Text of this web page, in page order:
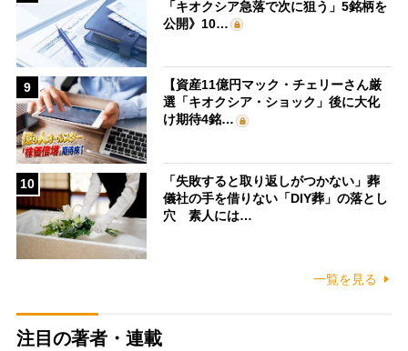
「キオクシア急落で次に狙う」5銘柄を
公開》10…
9
【資産11億円マック・チェリーさん厳
選「キオクシア・ショック」後に大化
け期待4銘…
10
「失敗すると取り返しがつかない」葬
儀社の手を借りない「DIY葬」の落とし
穴 素人には…
一覧を見る
注目の著者・連載